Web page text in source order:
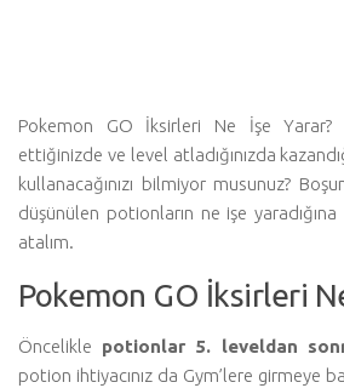
Pokemon GO İksirleri Ne İşe Yarar?
ettiğinizde ve level atladığınızda
kullanacağınızı bilmiyor musunuz?
düşünülen potionların ne işe
atalım.
Pokemon GO İksirleri
Öncelikle potionlar 5. leveldan
potion ihtiyacınız da Gym’lere girmeye